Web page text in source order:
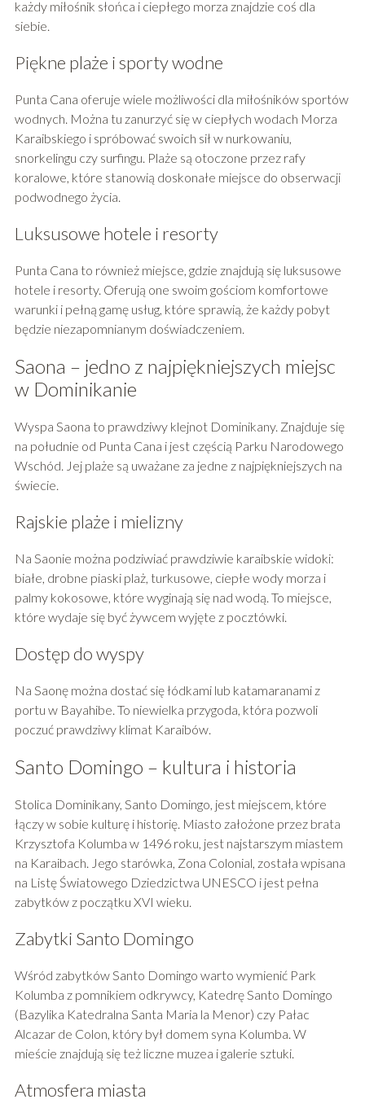
każdy miłośnik słońca i ciepłego morza znajdzie coś dla
siebie.
Piękne plaże i sporty wodne
Punta Cana oferuje wiele możliwości dla miłośników sportów
wodnych. Można tu zanurzyć się w ciepłych wodach Morza
Karaibskiego i spróbować swoich sił w nurkowaniu,
snorkelingu czy surfingu. Plaże są otoczone przez rafy
koralowe, które stanowią doskonałe miejsce do obserwacji
podwodnego życia.
Luksusowe hotele i resorty
Punta Cana to również miejsce, gdzie znajdują się luksusowe
hotele i resorty. Oferują one swoim gościom komfortowe
warunki i pełną gamę usług, które sprawią, że każdy pobyt
będzie niezapomnianym doświadczeniem.
Saona – jedno z najpiękniejszych miejsc
w Dominikanie
Wyspa Saona to prawdziwy klejnot Dominikany. Znajduje się
na południe od Punta Cana i jest częścią Parku Narodowego
Wschód. Jej plaże są uważane za jedne z najpiękniejszych na
świecie.
Rajskie plaże i mielizny
Na Saonie można podziwiać prawdziwie karaibskie widoki:
białe, drobne piaski plaż, turkusowe, ciepłe wody morza i
palmy kokosowe, które wyginają się nad wodą. To miejsce,
które wydaje się być żywcem wyjęte z pocztówki.
Dostęp do wyspy
Na Saonę można dostać się łódkami lub katamaranami z
portu w Bayahibe. To niewielka przygoda, która pozwoli
poczuć prawdziwy klimat Karaibów.
Santo Domingo – kultura i historia
Stolica Dominikany, Santo Domingo, jest miejscem, które
łączy w sobie kulturę i historię. Miasto założone przez brata
Krzysztofa Kolumba w 1496 roku, jest najstarszym miastem
na Karaibach. Jego starówka, Zona Colonial, została wpisana
na Listę Światowego Dziedzictwa UNESCO i jest pełna
zabytków z początku XVI wieku.
Zabytki Santo Domingo
Wśród zabytków Santo Domingo warto wymienić Park
Kolumba z pomnikiem odkrywcy, Katedrę Santo Domingo
(Bazylika Katedralna Santa Maria la Menor) czy Pałac
Alcazar de Colon, który był domem syna Kolumba. W
mieście znajdują się też liczne muzea i galerie sztuki.
Atmosfera miasta